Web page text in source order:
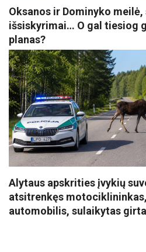
Oksanos ir Dominyko
išsiskyrimai… O gal tiesiog
planas?
Alytaus apskrities įvykių
atsitrenkęs
automobilis, sulaikytas